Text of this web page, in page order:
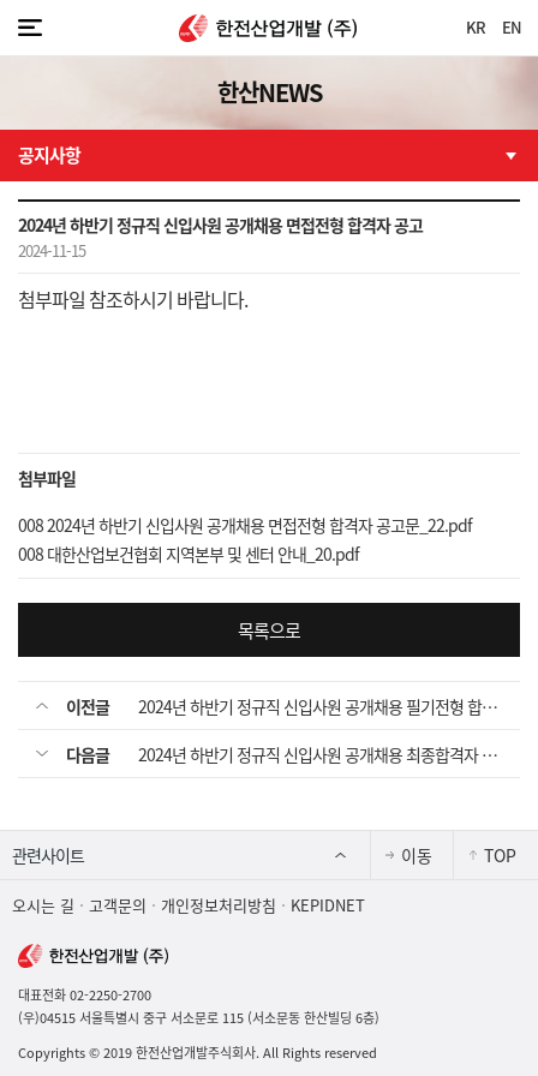
KR EN
한산NEWS
공지사항
2024년 하반기 정규직 신입사원 공개채용 면접전형 합격자 공고
2024-11-15
첨부파일 참조하시기 바랍니다.
첨부파일
008 2024년 하반기 신입사원 공개채용 면접전형 합격자 공고문_22.pdf
008 대한산업보건협회 지역본부 및 센터 안내_20.pdf
목록으로
이전글
2024년 하반기 정규직 신입사원 공개채용 필기전형 합격자 공고
다음글
2024년 하반기 정규직 신입사원 공개채용 최종합격자 공고
오시는 길 고객문의 개인정보처리방침 KEPIDNET
이동 TOP
대표전화 02-2250-2700
(우)04515 서울특별시 중구 서소문로 115 (서소문동 한산빌딩 6층)
Copyrights©2019 한전산업개발주식회사. All Rights reserved